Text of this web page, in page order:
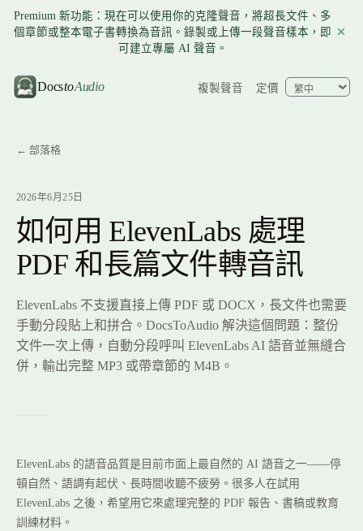
Premium 新功能：現在可以使用你的克隆聲音，將超長文件、多
個章節或整本電子書轉換為音訊。錄製或上傳一段聲音樣本，即
可建立專屬 AI 聲音。
DocstoAudio 複製聲音 定價
← 部落格
2026年6月25日
如何用 ElevenLabs 處理
PDF 和長篇文件轉音訊
ElevenLabs 不支援直接上傳 PDF 或 DOCX，長文件也需要
手動分段貼上和拼合。DocsToAudio 解決這個問題：整份
文件一次上傳，自動分段呼叫 ElevenLabs AI 語音並無縫合
併，輸出完整 MP3 或帶章節的 M4B。
ElevenLabs 的語音品質是目前市面上最自然的 AI 語音之一——停
頓自然、語調有起伏、長時間收聽不疲勞。很多人在試用
ElevenLabs 之後，希望用它來處理完整的 PDF 報告、書稿或教育
訓練材料。